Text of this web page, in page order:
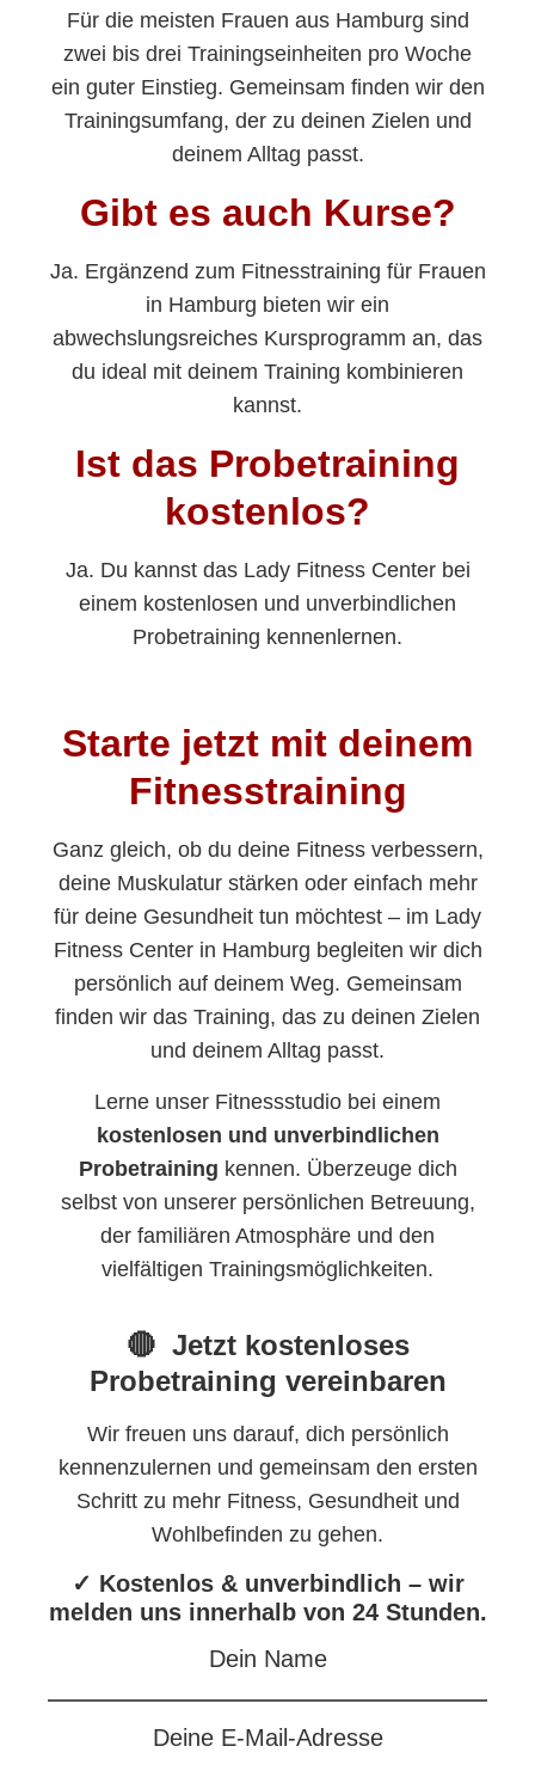
Für die meisten Frauen aus Hamburg sind
zwei bis drei Trainingseinheiten pro Woche
ein guter Einstieg. Gemeinsam finden wir den
Trainingsumfang, der zu deinen Zielen und
deinem Alltag passt.
Gibt es auch Kurse?
Ja. Ergänzend zum Fitnesstraining für Frauen
in Hamburg bieten wir ein
abwechslungsreiches Kursprogramm an, das
du ideal mit deinem Training kombinieren
kannst.
Ist das Probetraining
kostenlos?
Ja. Du kannst das Lady Fitness Center bei
einem kostenlosen und unverbindlichen
Probetraining kennenlernen.
Starte jetzt mit deinem
Fitnesstraining
Ganz gleich, ob du deine Fitness verbessern,
deine Muskulatur stärken oder einfach mehr
für deine Gesundheit tun möchtest – im Lady
Fitness Center in Hamburg begleiten wir dich
persönlich auf deinem Weg. Gemeinsam
finden wir das Training, das zu deinen Zielen
und deinem Alltag passt.
Lerne unser Fitnessstudio bei einem
kostenlosen und unverbindlichen
Probetraining kennen. Überzeuge dich
selbst von unserer persönlichen Betreuung,
der familiären Atmosphäre und den
vielfältigen Trainingsmöglichkeiten.
🔴 Jetzt kostenloses
Probetraining vereinbaren
Wir freuen uns darauf, dich persönlich
kennenzulernen und gemeinsam den ersten
Schritt zu mehr Fitness, Gesundheit und
Wohlbefinden zu gehen.
✓ Kostenlos & unverbindlich – wir
melden uns innerhalb von 24 Stunden.
Dein Name
Deine E-Mail-Adresse